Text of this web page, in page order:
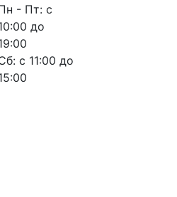
- Пт: с
до
с 11:00 до